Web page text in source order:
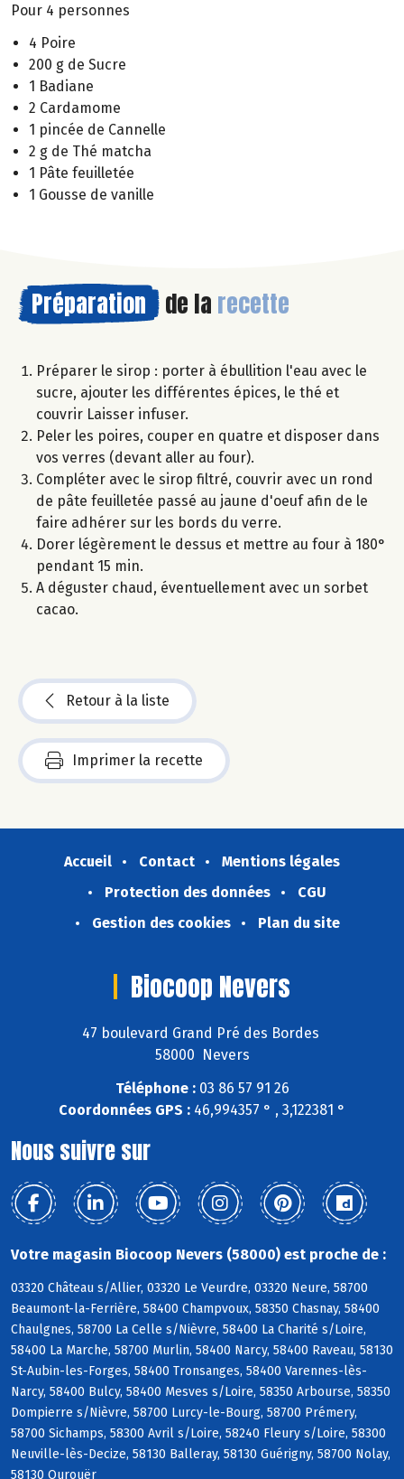
Pour 4 personnes
4 Poire
200 g de Sucre
1 Badiane
2 Cardamome
1 pincée de Cannelle
2 g de Thé matcha
1 Pâte feuilletée
1 Gousse de vanille
Préparation de la recette
Préparer le sirop : porter à ébullition l'eau avec le
sucre, ajouter les différentes épices, le thé et
couvrir Laisser infuser.
Peler les poires, couper en quatre et disposer dans
vos verres (devant aller au four).
Compléter avec le sirop filtré, couvrir avec un rond
de pâte feuilletée passé au jaune d'oeuf afin de le
faire adhérer sur les bords du verre.
Dorer légèrement le dessus et mettre au four à 180°
pendant 15 min.
A déguster chaud, éventuellement avec un sorbet
cacao.
Retour à la liste
Imprimer la recette
Accueil Contact
Mentions légales
Protection des données
CGU
Gestion des cookies
Plan du site
Biocoop Nevers
47 boulevard Grand Pré des Bordes
58000 Nevers
Téléphone :03 86 57 91 26
Coordonnées GPS : 46,994357 ° , 3,122381 °
Nous suivre sur
Votre magasin Biocoop Nevers (58000) est proche de :
03320 Château s/Allier, 03320 Le Veurdre, 03320 Neure, 58700
Beaumont-la-Ferrière, 58400 Champvoux, 58350 Chasnay, 58400
Chaulgnes, 58700 La Celle s/Nièvre, 58400 La Charité s/Loire,
58400 La Marche, 58700 Murlin, 58400 Narcy, 58400 Raveau, 58130
St-Aubin-les-Forges, 58400 Tronsanges, 58400 Varennes-lès-
Narcy, 58400 Bulcy, 58400 Mesves s/Loire, 58350 Arbourse, 58350
Dompierre s/Nièvre, 58700 Lurcy-le-Bourg, 58700 Prémery,
58700 Sichamps, 58300 Avril s/Loire, 58240 Fleury s/Loire, 58300
Neuville-lès-Decize, 58130 Balleray, 58130 Guérigny, 58700 Nolay,
58130 Ourouër